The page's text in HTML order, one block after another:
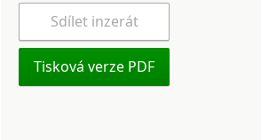
Sdílet inzerát
Tisková verze PDF